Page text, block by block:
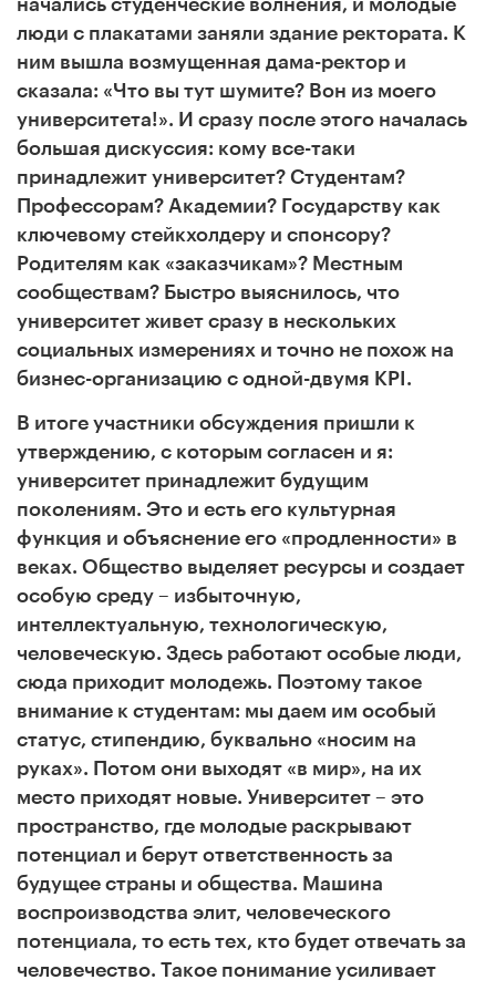
люди с плакатами заняли здание ректората. К
ним вышла возмущенная дама-ректор и
сказала: «Что вы тут шумите? Вон из моего
университета!». И сразу после этого началась
большая дискуссия: кому все-таки
принадлежит университет? Студентам?
Профессорам? Академии? Государству как
ключевому стейкхолдеру и спонсору?
Родителям как «заказчикам»? Местным
сообществам? Быстро выяснилось, что
университет живет сразу в нескольких
социальных измерениях и точно не похож на
бизнес-организацию с одной-двумя KPI.
В итоге участники обсуждения пришли к
утверждению, с которым согласен и я:
университет принадлежит будущим
поколениям. Это и есть его культурная
функция и объяснение его «продленности» в
веках. Общество выделяет ресурсы и создает
особую среду – избыточную,
интеллектуальную, технологическую,
человеческую. Здесь работают особые люди,
сюда приходит молодежь. Поэтому такое
внимание к студентам: мы даем им особый
статус, стипендию, буквально «носим на
руках». Потом они выходят «в мир», на их
место приходят новые. Университет – это
пространство, где молодые раскрывают
потенциал и берут ответственность за
будущее страны и общества. Машина
воспроизводства элит, человеческого
потенциала, то есть тех, кто будет отвечать за
человечество. Такое понимание усиливает